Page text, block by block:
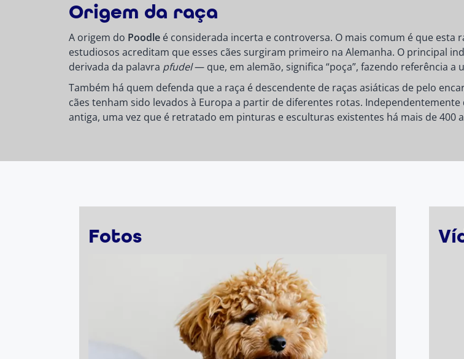
Origem da raça
A origem do Poodle é considerada incerta e controversa. O mais comum é que
estudiosos acreditam que esses cães surgiram primeiro na Alemanha. O principal
derivada da palavra pfudel— que, em alemão, significa “poça”, fazendo referência
Também há quem defenda que a raça é descendente de raças asiáticas de pelo
cães tenham sido levados à Europa a partir de diferentes rotas. Independentemente
antiga, uma vez que é retratado em pinturas e esculturas existentes há mais de 400
Fotos